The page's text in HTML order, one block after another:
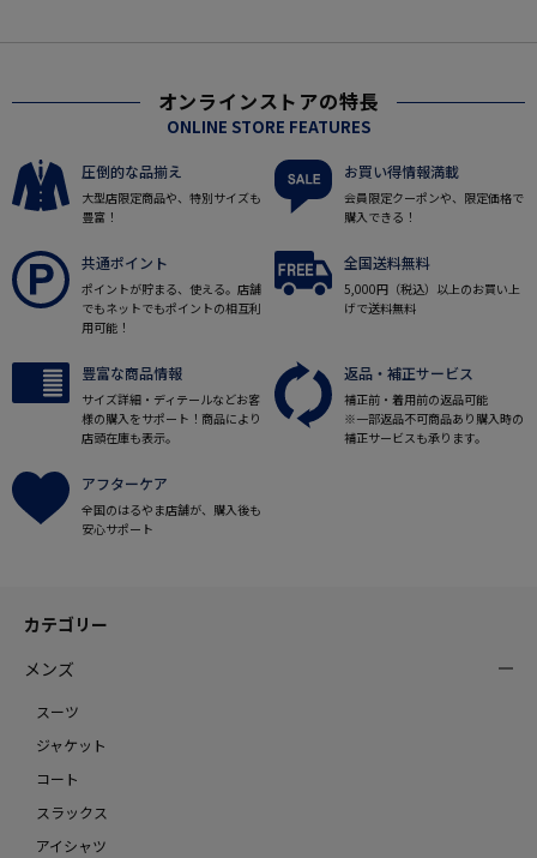
オンラインストアの特長
ONLINE STORE FEATURES
圧倒的な品揃え
大型店限定商品や、特別サイズも
豊富！
お買い得情報満載
会員限定クーポンや、限定価格で
購入できる！
共通ポイント
ポイントが貯まる、使える。店舗
でもネットでもポイントの相互利
用可能！
全国送料無料
5,000円（税込）以上のお買い上
げで送料無料
豊富な商品情報
サイズ詳細・ディテールなどお客
様の購入をサポート！商品により
店頭在庫も表示。
返品・補正サービス
補正前・着用前の返品可能
※一部返品不可商品あり購入時の
補正サービスも承ります。
アフターケア
全国のはるやま店舗が、購入後も
安心サポート
カテゴリー
メンズ
スーツ
ジャケット
コート
スラックス
アイシャツ